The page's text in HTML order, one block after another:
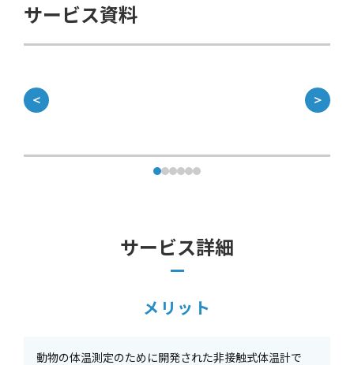
サービス資料
＜ ＞
サービス詳細
メリット
動物の体温測定のために開発された非接触式体温計で